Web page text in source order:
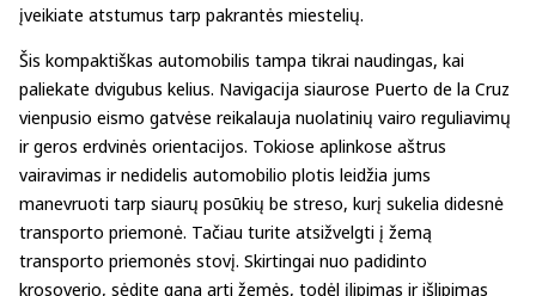
įveikiate atstumus tarp pakrantės miestelių.
Šis kompaktiškas automobilis tampa tikrai naudingas, kai
paliekate dvigubus kelius. Navigacija siaurose Puerto de la Cruz
vienpusio eismo gatvėse reikalauja nuolatinių vairo reguliavimų
ir geros erdvinės orientacijos. Tokiose aplinkose aštrus
vairavimas ir nedidelis automobilio plotis leidžia jums
manevruoti tarp siaurų posūkių be streso, kurį sukelia didesnė
transporto priemonė. Tačiau turite atsižvelgti į žemą
transporto priemonės stovį. Skirtingai nuo padidinto
krosoverio, sėdite gana arti žemės, todėl įlipimas ir išlipimas